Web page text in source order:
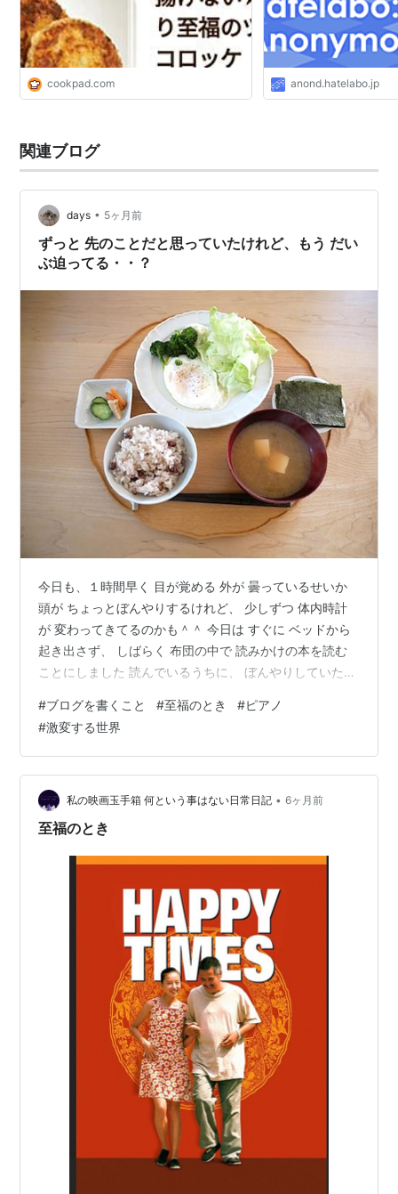
cookpad.com anond.hatelabo.jp
関連ブログ
days • 5ヶ月前
ずっと 先のことだと思っていたけれど、もう だい
ぶ迫ってる・・？
今日も、１時間早く 目が覚める 外が 曇っているせいか
頭が ちょっとぼんやりするけれど、 少しずつ 体内時計
が 変わってきてるのかも＾＾ 今日は すぐに ベッドから
起き出さず、 しばらく 布団の中で 読みかけの本を読む
ことにしました 読んでいるうちに、 ぼんやりしていた頭
いろ 湧いてくる ・ ・ 昨日の夕方、一人で ピアノの練習
をしてたら、 久しぶりに 楽しい感覚が戻ってきた 楽器
を演奏するのって、 ただ 体を動かして 音を出すんじゃ
なくて、 自分の中に流れる音楽を 実際に 音にすること
なんだと思う なので、全然 自分の中に 音楽が…
#ブログを書くこと #至福のとき #ピアノ
#激変する世界
私の映画玉手箱 何という事はない日常日記 • 6ヶ月前
至福のとき